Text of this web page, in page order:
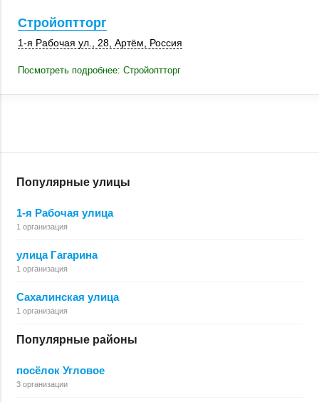
Стройоптторг
1-я Рабочая ул., 28 Артём Россия
Посмотреть подробнее: Стройоптторг
Популярные улицы
1-я Рабочая улица
1 организация
улица Гагарина
1 организация
Сахалинская улица
1 организация
Популярные районы
посёлок Угловое
3 организации